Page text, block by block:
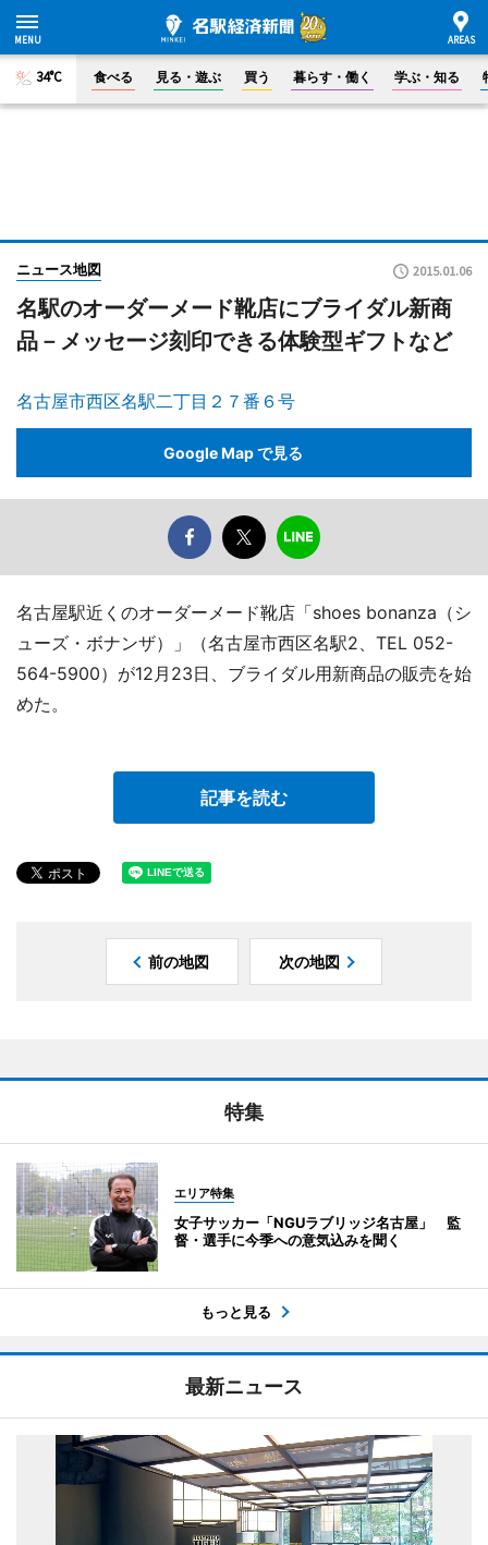
34°C 食べる 見る・遊ぶ 買う 暮らす・働く 学ぶ・知る
ニュース地図 2015.01.06
名駅のオーダーメード靴店にブライダル新商
品－メッセージ刻印できる体験型ギフトなど
名古屋市西区名駅二丁目２７番６号
Google Map で見る
名古屋駅近くのオーダーメード靴店「shoes bonanza（シ
ューズ・ボナンザ）」（名古屋市西区名駅2、TEL 052-
564-5900）が12月23日、ブライダル用新商品の販売を始
めた。
記事を読む
前の地図 次の地図
特集
エリア特集
女子サッカー「NGUラブリッジ名古屋」 監
督・選手に今季への意気込みを聞く
もっと見る
最新ニュース